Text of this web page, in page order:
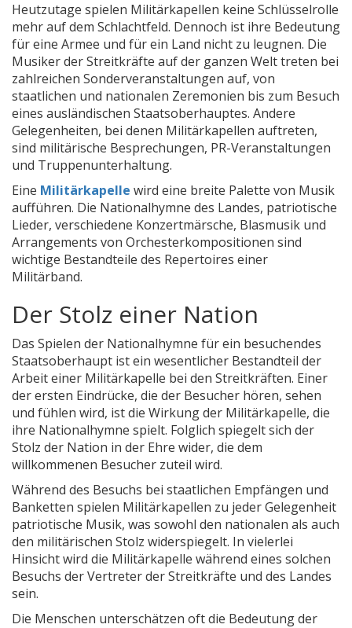
Heutzutage spielen Militärkapellen keine Schlüsselrolle
mehr auf dem Schlachtfeld. Dennoch ist ihre Bedeutung
für eine Armee und für ein Land nicht zu leugnen. Die
Musiker der Streitkräfte auf der ganzen Welt treten bei
zahlreichen Sonderveranstaltungen auf, von
staatlichen und nationalen Zeremonien bis zum Besuch
eines ausländischen Staatsoberhauptes. Andere
Gelegenheiten, bei denen Militärkapellen auftreten,
sind militärische Besprechungen, PR-Veranstaltungen
und Truppenunterhaltung.
Eine Militärkapelle wird eine breite Palette von Musik
aufführen. Die Nationalhymne des Landes, patriotische
Lieder, verschiedene Konzertmärsche, Blasmusik und
Arrangements von Orchesterkompositionen sind
wichtige Bestandteile des Repertoires einer
Militärband.
Der Stolz einer Nation
Das Spielen der Nationalhymne für ein besuchendes
Staatsoberhaupt ist ein wesentlicher Bestandteil der
Arbeit einer Militärkapelle bei den Streitkräften. Einer
der ersten Eindrücke, die der Besucher hören, sehen
und fühlen wird, ist die Wirkung der Militärkapelle, die
ihre Nationalhymne spielt. Folglich spiegelt sich der
Stolz der Nation in der Ehre wider, die dem
willkommenen Besucher zuteil wird.
Während des Besuchs bei staatlichen Empfängen und
Banketten spielen Militärkapellen zu jeder Gelegenheit
patriotische Musik, was sowohl den nationalen als auch
den militärischen Stolz widerspiegelt. In vielerlei
Hinsicht wird die Militärkapelle während eines solchen
Besuchs der Vertreter der Streitkräfte und des Landes
sein.
Die Menschen unterschätzen oft die Bedeutung der